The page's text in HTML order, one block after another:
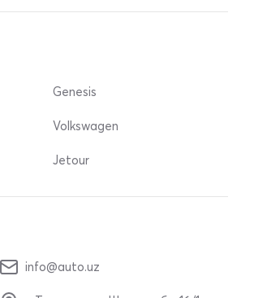
Genesis
Volkswagen
Jetour
info@auto.uz